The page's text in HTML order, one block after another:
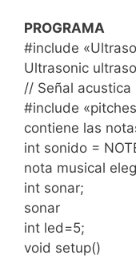
PROGRAMA
#include
Ultrasonic
// Señal acustica
#include
contiene las
int sonido =
nota musical
int sonar; //
sonar
int led=5;
void setup()